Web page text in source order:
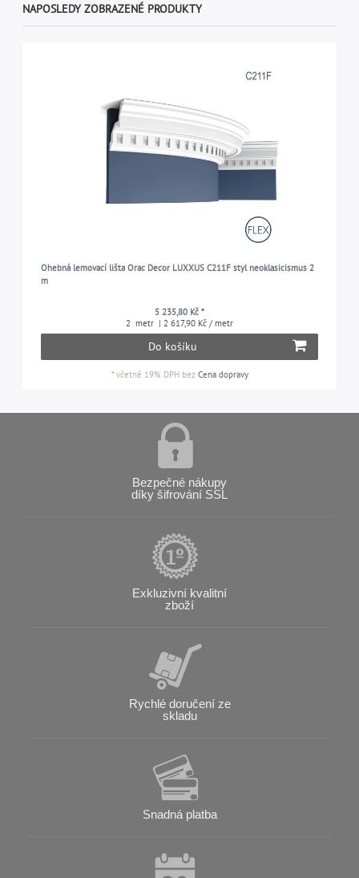
NAPOSLEDY ZOBRAZENÉ PRODUKTY
Ohebná lemovací lišta Orac Decor LUXXUS C211F styl neoklasicismus 2
m
5 235,80 Kč *
2 metr | 2 617,90 Kč / metr
Do košíku
*včetně 19% DPHbez Cena dopravy
Bezpečné nákupy
díky šifrování SSL
Exkluzivní kvalitní
zboží
Rychlé doručení ze
skladu
Snadná platba